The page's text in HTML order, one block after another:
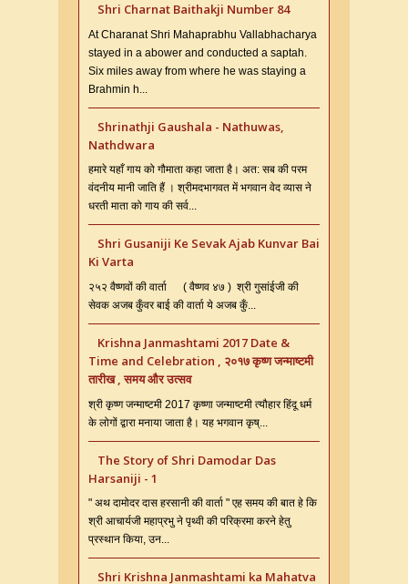
Shri Charnat Baithakji Number 84
At Charanat Shri Mahaprabhu Vallabhacharya
stayed in a abower and conducted a saptah.
Six miles away from where he was staying a
Brahmin h...
Shrinathji Gaushala - Nathuwas,
Nathdwara
हमारे यहाँ गाय को गौमाता कहा जाता है। अत: सब की परम
वंदनीय मानी जाति हैं । श्रीमदभागवत में भगवान वेद व्यास ने
धरती माता को गाय की सर्व...
Shri Gusaniji Ke Sevak Ajab Kunvar Bai
Ki Varta
२५२ वैष्णवों की वार्ता ( वैष्णव ४७ ) श्री गुसांईजी की
सेवक अजब कुँवर बाई की वार्ता ये अजब कुँ...
Krishna Janmashtami 2017 Date &
Time and Celebration , २०१७ कृष्ण जन्माष्टमी
तारीख , समय और उत्सव
श्री कृष्ण जन्माष्टमी 2017 कृष्णा जन्माष्टमी त्यौहार हिंदू धर्म
के लोगों द्वारा मनाया जाता है। यह भगवान कृष्...
The Story of Shri Damodar Das
Harsaniji - 1
" अथ दामोदर दास हरसानी की वार्ता " एह समय की बात हे कि
श्री आचार्यजी महाप्रभु ने पृथ्वी की परिक्रमा करने हेतु
प्रस्थान किया, उन...
Shri Krishna Janmashtami ka Mahatva